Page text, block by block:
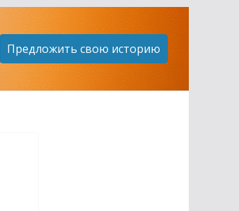
Предложить свою историю